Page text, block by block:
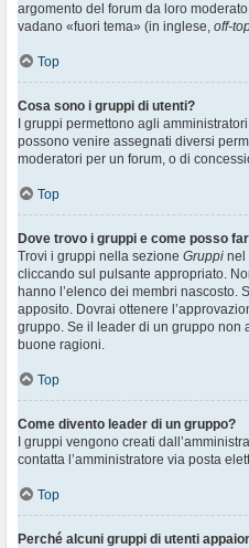
argomento del forum da loro
vadano «fuori tema» (in inglese, off-
Top
Cosa sono i gruppi di utenti?
I gruppi permettono agli
possono venire assegnati diversi
moderatori per un forum, o di
Top
Dove trovo i gruppi e come posso
Trovi i gruppi nella sezione Gruppi nel
cliccando sul pulsante appropriato.
hanno l’elenco dei membri nascosto.
apposito. Dovrai ottenere
gruppo. Se il leader di un gruppo non
buone ragioni.
Top
Come divento leader di un gruppo?
I gruppi vengono creati
contatta l’amministratore via posta
Top
Perché alcuni gruppi di utenti